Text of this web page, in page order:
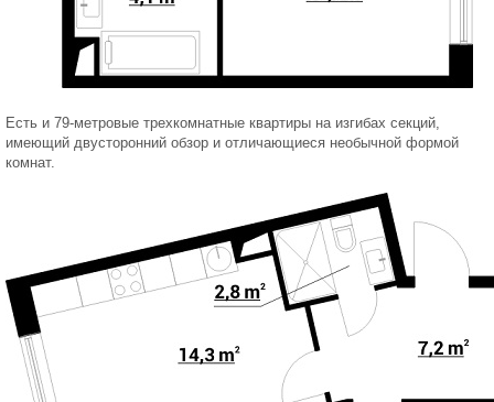
Есть и 79-метровые трехкомнатные квартиры на изгибах секций,
имеющий двусторонний обзор и отличающиеся необычной формой
комнат.